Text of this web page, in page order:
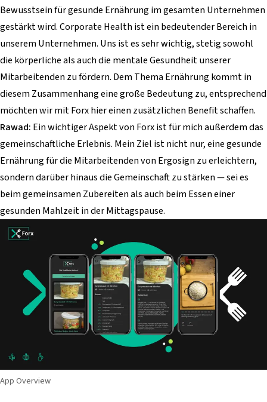
Bewusstsein für gesunde Ernährung im gesamten Unternehmen
gestärkt wird. Corporate Health ist ein bedeutender Bereich in
unserem Unternehmen. Uns ist es sehr wichtig, stetig sowohl
die körperliche als auch die mentale Gesundheit unserer
Mitarbeitenden zu fördern. Dem Thema Ernährung kommt in
diesem Zusammenhang eine große Bedeutung zu, entsprechend
möchten wir mit Forx hier einen zusätzlichen Benefit schaffen.
Rawad: Ein wichtiger Aspekt von Forx ist für mich außerdem das
gemeinschaftliche Erlebnis. Mein Ziel ist nicht nur, eine gesunde
Ernährung für die Mitarbeitenden von Ergosign zu erleichtern,
sondern darüber hinaus die Gemeinschaft zu stärken — sei es
beim gemeinsamen Zubereiten als auch beim Essen einer
gesunden Mahlzeit in der Mittagspause.
App Overview